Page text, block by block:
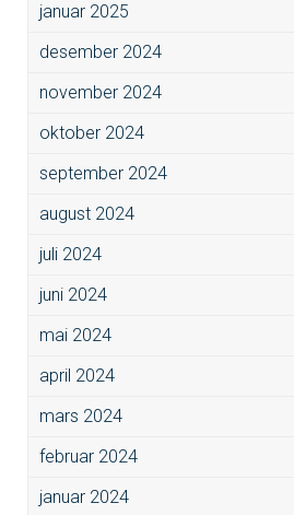
januar 2025
desember 2024
november 2024
oktober 2024
september 2024
august 2024
juli 2024
juni 2024
mai 2024
april 2024
mars 2024
februar 2024
januar 2024